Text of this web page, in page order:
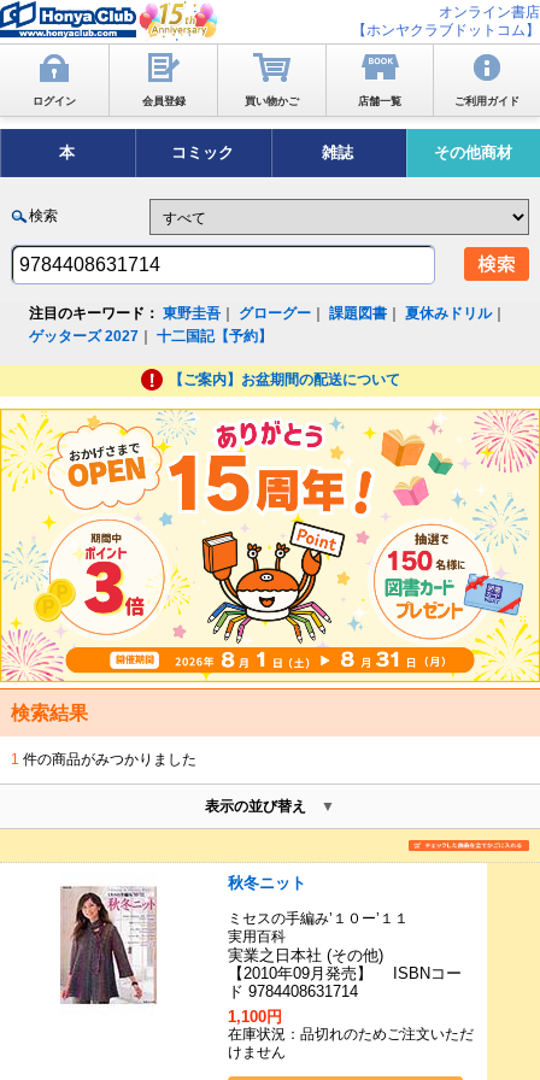
オンライン書店
【ホンヤクラブドットコム】
ログイン 会員登録 買い物かご 店舗一覧 ご利用ガイド
本 コミック 雑誌 その他商材
検索
注目のキーワード： 東野圭吾 グローグー ｜課題図書 ｜夏休みドリル｜
ゲッターズ 2027 ｜十二国記【予約】
【ご案内】お盆期間の配送について
検索結果
1 件の商品がみつかりました
表示の並び替え
秋冬ニット
ミセスの手編み’１０ー’１１
実用百科
実業之日本社 (その他)
【2010年09月発売】 ISBNコー
ド 9784408631714
1,100円
在庫状況：品切れのためご注文いただ
けません